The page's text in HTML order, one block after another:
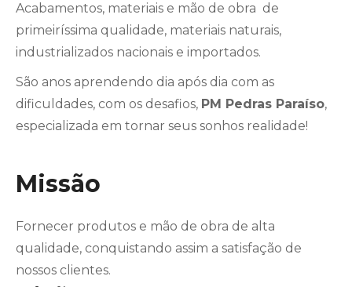
Acabamentos, materiais e mão de obra de
primeiríssima qualidade, materiais naturais,
industrializados nacionais e importados.
São anos aprendendo dia após dia com as
dificuldades, com os desafios, PM Pedras Paraíso,
especializada em tornar seus sonhos realidade!
Missão
Fornecer produtos e mão de obra de alta
qualidade, conquistando assim a satisfação de
nossos clientes.